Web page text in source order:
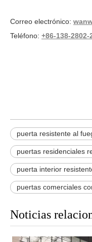
Correo electrónico:
Teléfono: +86-138-2802-
puerta resistente al
puertas residenciales
puerta interior
puertas comerciales
Noticias